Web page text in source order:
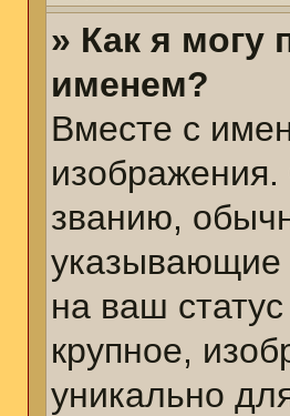
» Как я могу
именем?
Вместе с
званию,
указывающие
на ваш
крупное,
уникально